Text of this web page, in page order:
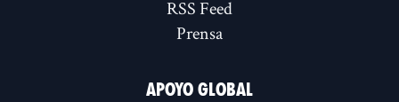
RSS Feed
Prensa
APOYO GLOBAL